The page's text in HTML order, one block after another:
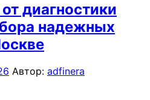
диагностики
надежных
Автор: adfinera